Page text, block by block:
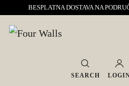
BESPLATNA DOSTAVA NA
Four Walls
Sve za interijer po Vašoj mjeri. Salon
Interijeri s karakterom
SEARCH